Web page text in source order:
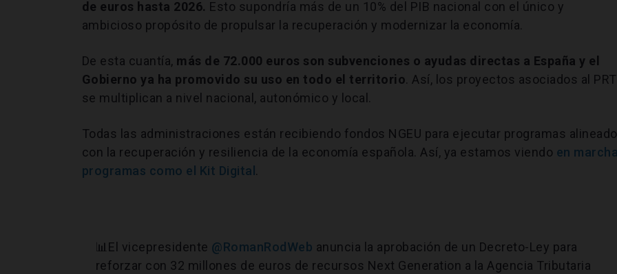
de euros hasta 2026. Esto supondría más de un 10% del PIB nacional con el único y
ambicioso propósito de propulsar la recuperación y modernizar la economía.
De esta cuantía, más de 72.000 euros son subvenciones o ayudas directas a España y el
Gobierno ya ha promovido su uso en todo el territorio. Así, los proyectos asociados al
se multiplican a nivel nacional, autonómico y local.
Todas las administraciones están recibiendo fondos NGEU para ejecutar programas
con la recuperación y resiliencia de la economía española. Así, ya estamos viendo en
programas como el Kit Digital .
📊El vicepresidente @RomanRodWeb anuncia la aprobación de un Decreto-Ley para
reforzar con 32 millones de euros de recursos Next Generation a la Agencia Tributaria